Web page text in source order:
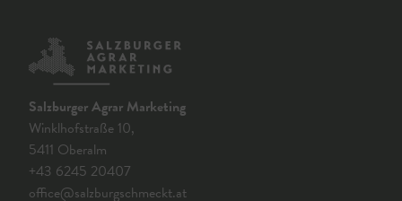
Salzburger Agrar Marketing
Winklhofstraße 10,
5411 Oberalm
+43 6245 20407
office@salzburgschmeckt.at